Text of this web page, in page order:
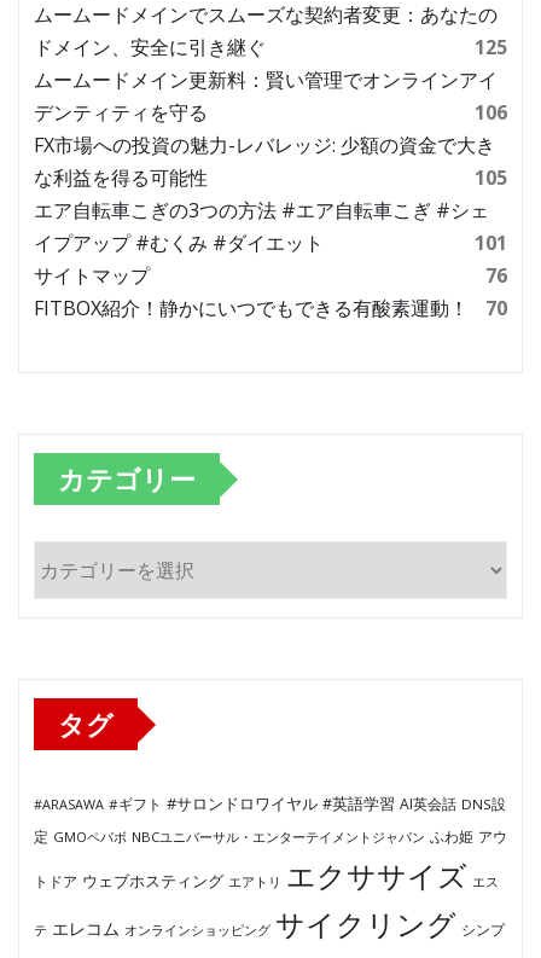
ムームードメインでスムーズな契約者変更：あなたの
ドメイン、安全に引き継ぐ
125
ムームードメイン更新料：賢い管理でオンラインアイ
デンティティを守る
106
FX市場への投資の魅力-レバレッジ: 少額の資金で大き
な利益を得る可能性
105
エア自転車こぎの3つの方法 #エア自転車こぎ #シェ
イプアップ #むくみ #ダイエット
101
サイトマップ
76
FITBOX紹介！静かにいつでもできる有酸素運動！
70
カテゴリー
テ
タグ
#ARASAWA #ギフト #サロンドロワイヤル #英語学習 AI英会話 DNS設
定 GMOペパボ NBCユニバーサル・エンターテイメントジャパン ふわ姫 アウ
トドア ウェブホスティング エアトリ エクササイズ エス
テ エレコム オンラインショッピング サイクリング シンプ